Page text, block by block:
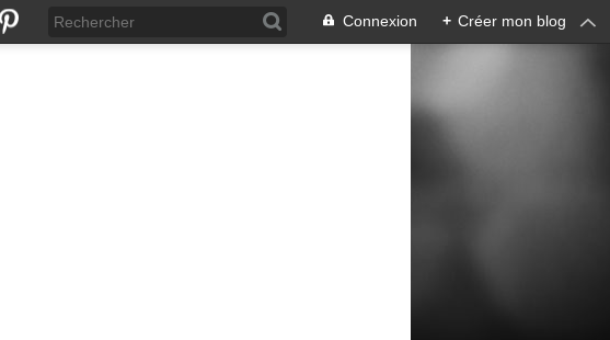
Connexion + Créer mon blog